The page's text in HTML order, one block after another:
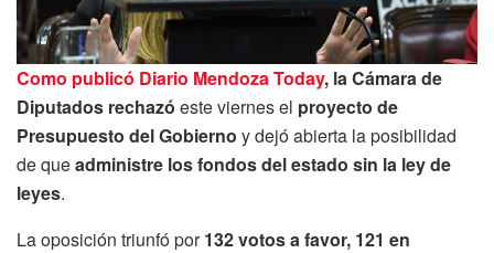
Como publicó Diario Mendoza Today, la Cámara de
Diputados rechazó este viernes el proyecto de
Presupuesto del Gobierno y dejó abierta la posibilidad
de queadministre los fondos del estado sin la ley de
leyes.
La oposición triunfó por132 votos a favor, 121 en